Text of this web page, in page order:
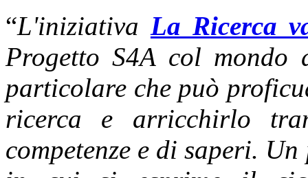
“L'iniziativa La Ricerca
Progetto S4A col mondo
particolare che può
ricerca e arricchirlo
competenze e di saperi.